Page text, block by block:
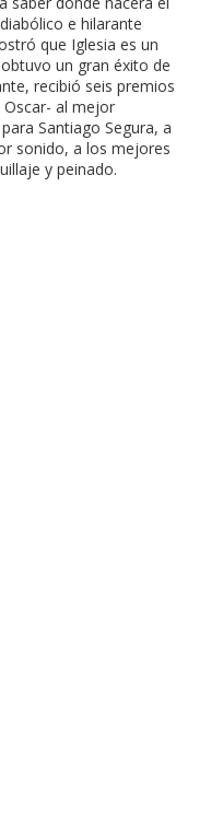
e hilarante
que Iglesia es un
un gran éxito de
recibió seis premios
Oscar- al mejor
Santiago Segura, a
sonido, a los mejores
y peinado.